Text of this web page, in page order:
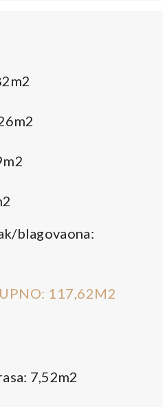
blagovaona:
117,62M2
7,52m2